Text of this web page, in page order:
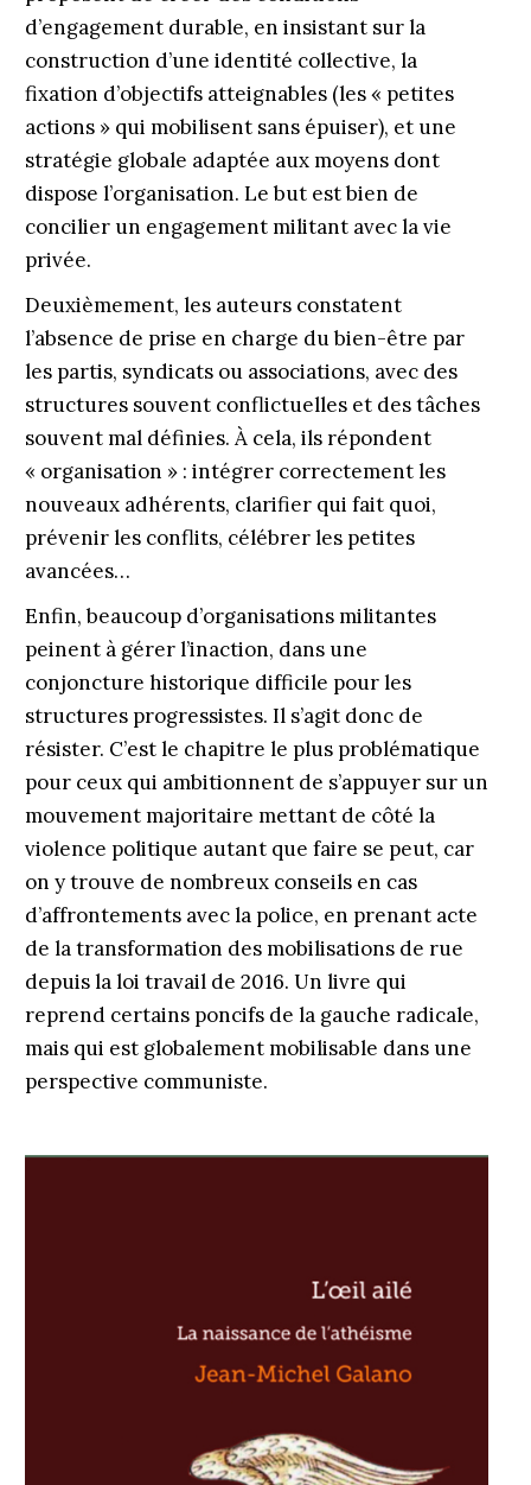
d’engagement durable, en insistant sur la
construction d’une identité collective, la
fixation d’objectifs atteignables (les « petites
actions » qui mobilisent sans épuiser), et une
stratégie globale adaptée aux moyens dont
dispose l’organisation. Le but est bien de
concilier un engagement militant avec la vie
privée.
Deuxièmement, les auteurs constatent
l’absence de prise en charge du bien-être par
les partis, syndicats ou associations, avec des
structures souvent conflictuelles et des tâches
souvent mal définies. À cela, ils répondent
« organisation » : intégrer correctement les
nouveaux adhérents, clarifier qui fait quoi,
prévenir les conflits, célébrer les petites
avancées…
Enfin, beaucoup d’organisations militantes
peinent à gérer l’inaction, dans une
conjoncture historique difficile pour les
structures progressistes. Il s’agit donc de
résister. C’est le chapitre le plus problématique
pour ceux qui ambitionnent de s’appuyer sur un
mouvement majoritaire mettant de côté la
violence politique autant que faire se peut, car
on y trouve de nombreux conseils en cas
d’affrontements avec la police, en prenant acte
de la transformation des mobilisations de rue
depuis la loi travail de 2016. Un livre qui
reprend certains poncifs de la gauche radicale,
mais qui est globalement mobilisable dans une
perspective communiste.